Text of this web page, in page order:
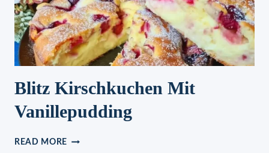
Blitz Kirschkuchen Mit
Vanillepudding
READ MORE BLITZ